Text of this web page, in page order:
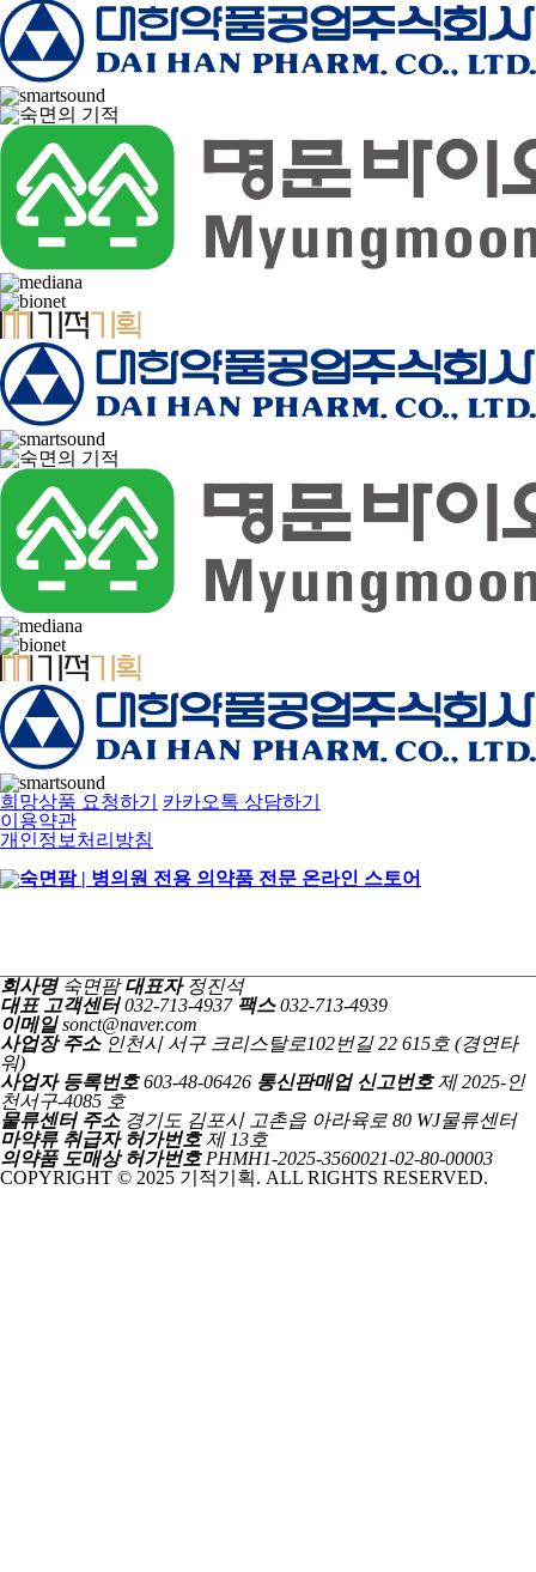
희망상품 요청하기
카카오톡 상담하기
이용약관
개인정보처리방침
회사명숙면팜 대표자 정진석
대표 고객센터032-713-4937 팩스032-713-4939
이메일sonct@naver.com
사업장 주소 인천시 서구 크리스탈로102번길 22 615호 (경연타
워)
사업자 등록번호603-48-06426 통신판매업 신고번호제 2025-인
천서구-4085 호
물류센터 주소경기도 김포시 고촌읍 아라육로 80 WJ물류센터
마약류 취급자 허가번호제 13호
의약품 도매상 허가번호PHMH1-2025-3560021-02-80-00003
COPYRIGHT © 2025 기적기획. ALL RIGHTS RESERVED.